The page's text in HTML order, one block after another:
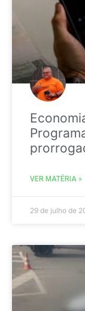
VER MATÉRIA »
29 de julho de